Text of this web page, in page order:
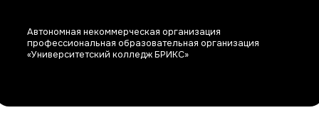
Автономная некоммерческая организация
профессиональная образовательная организация
«Университетский колледж БРИКС»